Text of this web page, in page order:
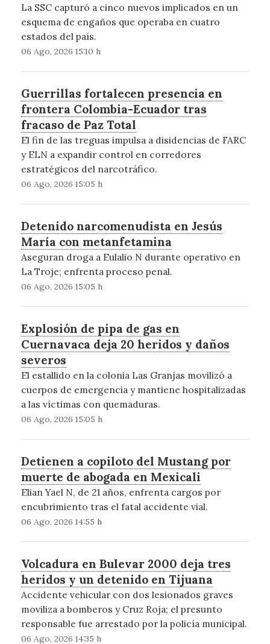
La SSC capturó a cinco nuevos implicados en un
esquema de engaños que operaba en cuatro
estados del país.
06 Ago, 2026 15:10 h
Guerrillas fortalecen presencia en
frontera Colombia-Ecuador tras
fracaso de Paz Total
El fin de las treguas impulsa a disidencias de FARC
y ELN a expandir control en corredores
estratégicos del narcotráfico.
06 Ago, 2026 15:05 h
Detenido narcomenudista en Jesús
María con metanfetamina
Aseguran droga a Eulalio N durante operativo en
La Troje; enfrenta proceso penal.
06 Ago, 2026 15:05 h
Explosión de pipa de gas en
Cuernavaca deja 20 heridos y daños
severos
El estallido en la colonia Las Granjas movilizó a
cuerpos de emergencia y mantiene hospitalizadas
a las víctimas con quemaduras.
06 Ago, 2026 15:05 h
Detienen a copiloto del Mustang por
muerte de abogada en Mexicali
Elian Yael N, de 21 años, enfrenta cargos por
encubrimiento tras el fatal accidente vial.
06 Ago, 2026 14:55 h
Volcadura en Bulevar 2000 deja tres
heridos y un detenido en Tijuana
Accidente vehicular con dos lesionados graves
moviliza a bomberos y Cruz Roja; el presunto
responsable fue arrestado por la policía municipal.
06 Ago, 2026 14:35 h